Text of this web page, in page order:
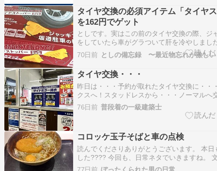
タイヤ交換の必須アイテム「タイヤ
を162円でゲット
としです。実はこの前のタイヤ交換の際、ジ
をしていたら車がグラついて肝を冷やしまし
危ない」と思ってよくよく調べてみたところ
時の「タイヤ止め（タイヤストッパー）」は
なのだと今更ながら知ったのです。あまりモ
くないのですが、怪…
70日前 としの備忘録 〜最近物忘れが激しい
タイヤ交換・・・
昨日は・・・予約が取れたタイヤ交換に・・
クスへ！スタッドレスから・・・ノーマルへ
ートバックス限定のVポイントが600ポイント
で・・・お安く交換できた上に・・・誕生日
で頂きました。（笑）NOAHL｜《3,490円
76日前 普段着の一級建築士
コロッケ玉子そばと車の点検
読んでくださりありがとうございます。 本日
した???? 今回も、日常ネタでいきますね。
500です。先日、えきめんやでコロッケ玉子